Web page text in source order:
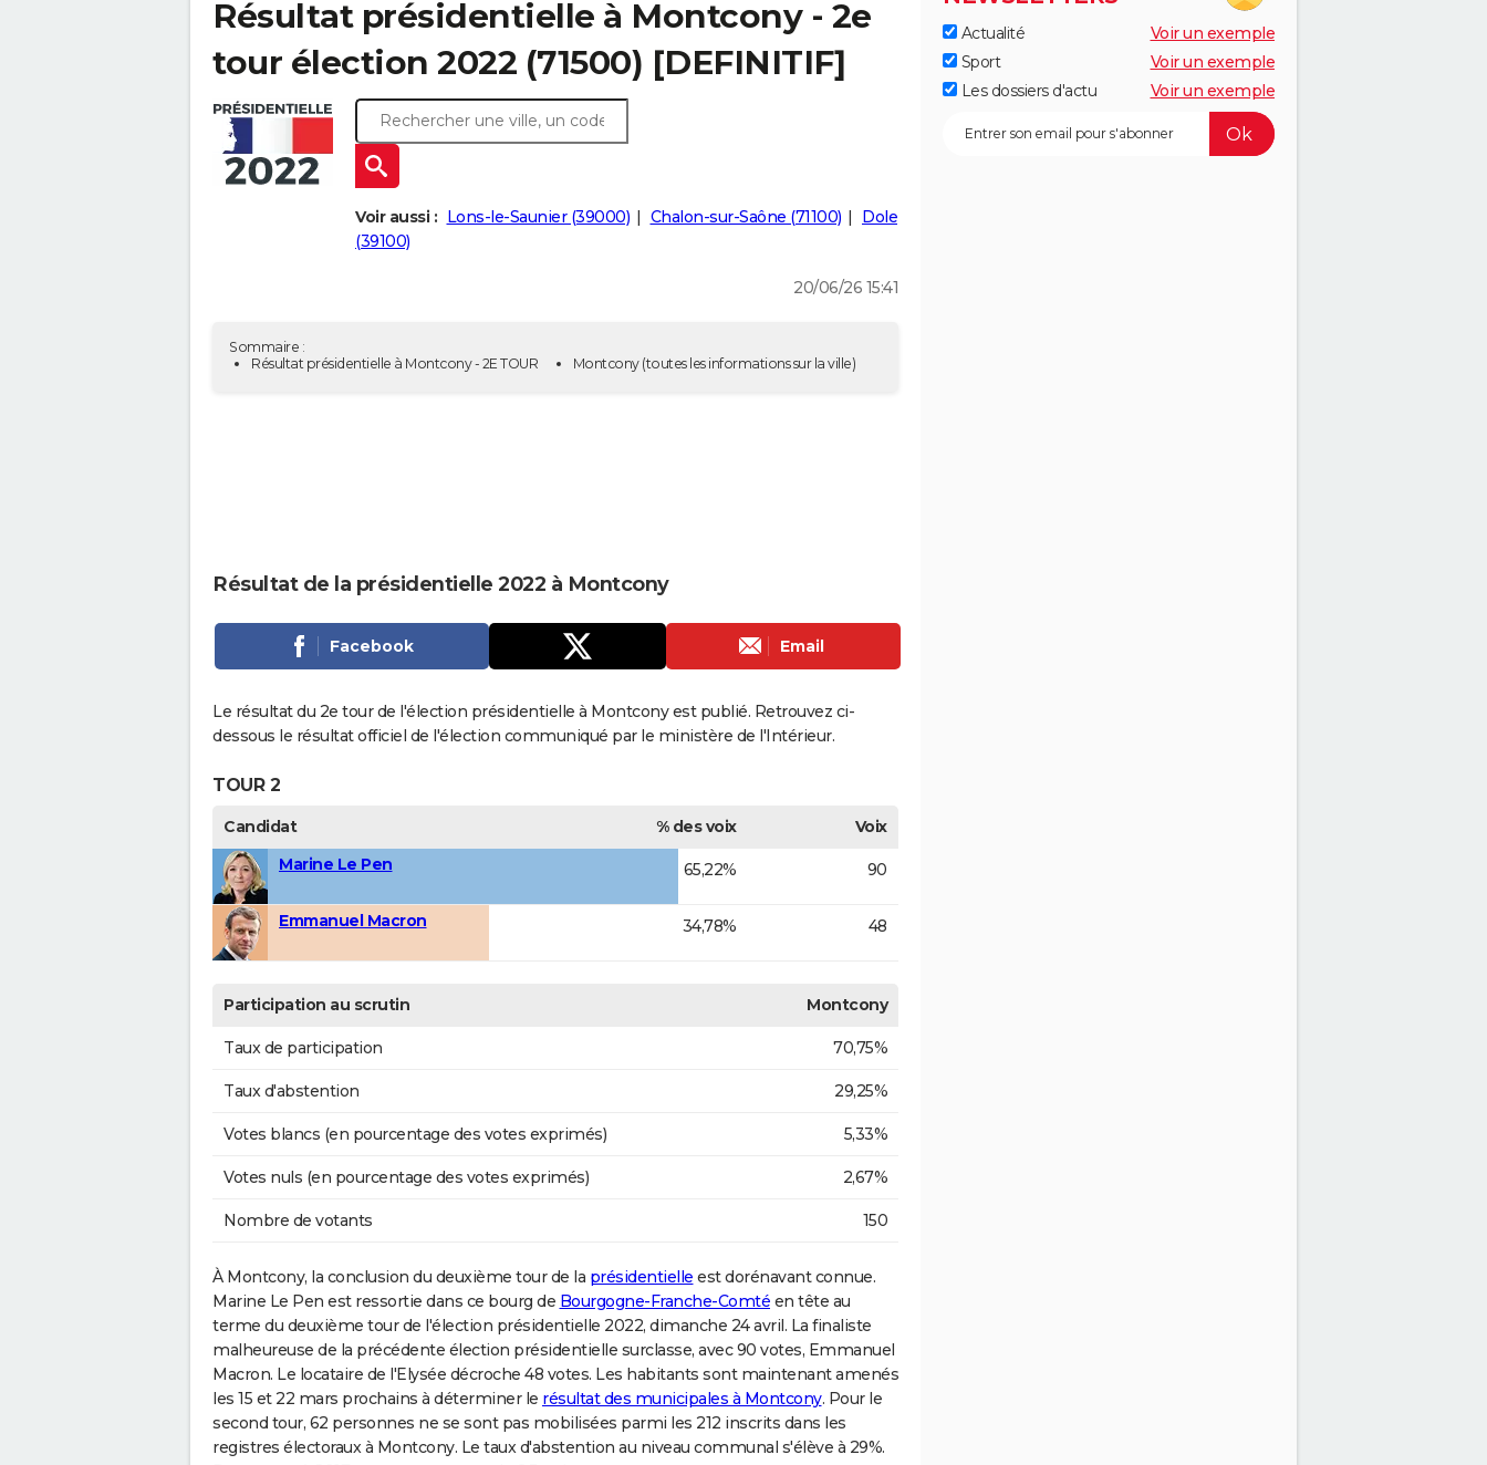
Résultat présidentielle à Montcony - 2e
tour élection 2022 (71500) [DEFINITIF]
Voir aussi : Lons-le-Saunier (39000) Chalon-sur-Saône (71100)
Dole
(39100)
20/06/26 15:41
Sommaire :
Résultat présidentielle à Montcony - 2E TOUR
Montcony(toutes les informations sur la ville)
Résultat de la présidentielle 2022 à Montcony
Facebook Email
Le résultat du 2e tour de l'élection présidentielle à Montcony est publié. Retrouvez ci-
dessous le résultat officiel de l'élection communiqué par le ministère de l'Intérieur.
TOUR 2
Candidat % des voix
Voix
Marine Le Pen
65,22% 90
Emmanuel Macron 34,78% 48
Participation au scrutin Montcony
Taux de participation 70,75%
Taux d'abstention 29,25%
Votes blancs (en pourcentage des votes exprimés) 5,33%
Votes nuls (en pourcentage des votes exprimés) 2,67%
Nombre de votants 150
À Montcony, la conclusion du deuxième tour de la présidentielle est dorénavant connue.
Marine Le Pen est ressortie dans ce bourg de Bourgogne-Franche-Comté en tête au
terme du deuxième tour de l'élection présidentielle 2022, dimanche 24 avril. La finaliste
malheureuse de la précédente élection présidentielle surclasse, avec 90 votes, Emmanuel
Macron. Le locataire de l'Elysée décroche 48 votes. Les habitants sont maintenant amenés
les 15 et 22 mars prochains à déterminer le résultat des municipales à Montcony. Pour le
second tour, 62 personnes ne se sont pas mobilisées parmi les 212 inscrits dans les
registres électoraux à Montcony. Le taux d'abstention au niveau communal s'élève à 29%.
Actualité
Voir un exemple
Sport
Voir un exemple
Les dossiers d'actu
Voir un exemple